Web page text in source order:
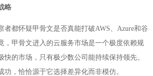
略
者都怀疑甲骨文是否真能打破AWS、Azure和谷
，甲骨文进入的云服务市场是一个极度依赖规
快的市场，只有极少数公司能持续保持领先。
功，恰恰源于它选择差异化而非模仿。